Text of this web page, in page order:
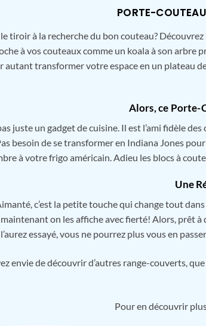
PORTE-
tiroir à la recherche du bon couteau?
à vos couteaux comme un koala à son
autant transformer votre espace en un plateau
Alors, ce Porte-
juste un gadget de cuisine. Il est l’ami fidèle
besoin de se transformer en Indiana Jones
à votre frigo américain. Adieu les blocs à
Une
c’est la petite touche qui change tout
on les affiche avec fierté! Alors, prêt
essayé, vous ne pourrez plus vous en
envie de découvrir d’autres range-couverts,
Pour en découvrir